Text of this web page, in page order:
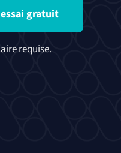
gratuit
requise.